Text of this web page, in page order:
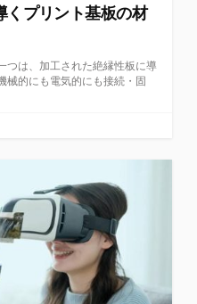
くプリント基板の材
つは、加工された絶縁性板に導
械的にも電気的にも接続・固